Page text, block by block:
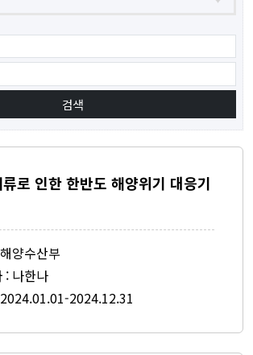
로 인한 한반도 해양위기 대응기
양수산부
: 나한나
2024.12.31